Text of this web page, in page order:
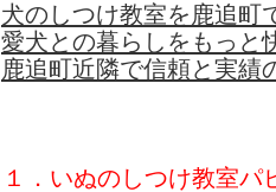
犬のしつけ教室を鹿追町
愛犬との暮らしをもっと
鹿追町近隣で信頼と実績
１．いぬのしつけ教室パ